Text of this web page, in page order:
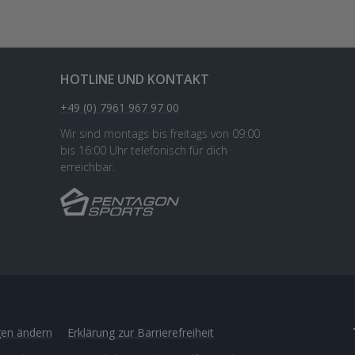
HOTLINE UND KONTAKT
+49 (0) 7961 967 97 00
Wir sind montags bis freitags von 09:00
bis 16:00 Uhr telefonisch für dich
erreichbar.
ändern Erklärung zur Barrierefreiheit